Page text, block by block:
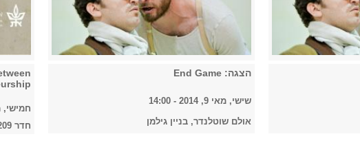
הצגה: End Game
שישי, מאי 9, 2014 - 14:00
אולם שוטלנדר, בניין גילמן
חמישי, מאי 8,
חדר 209, בניין מכסיקו